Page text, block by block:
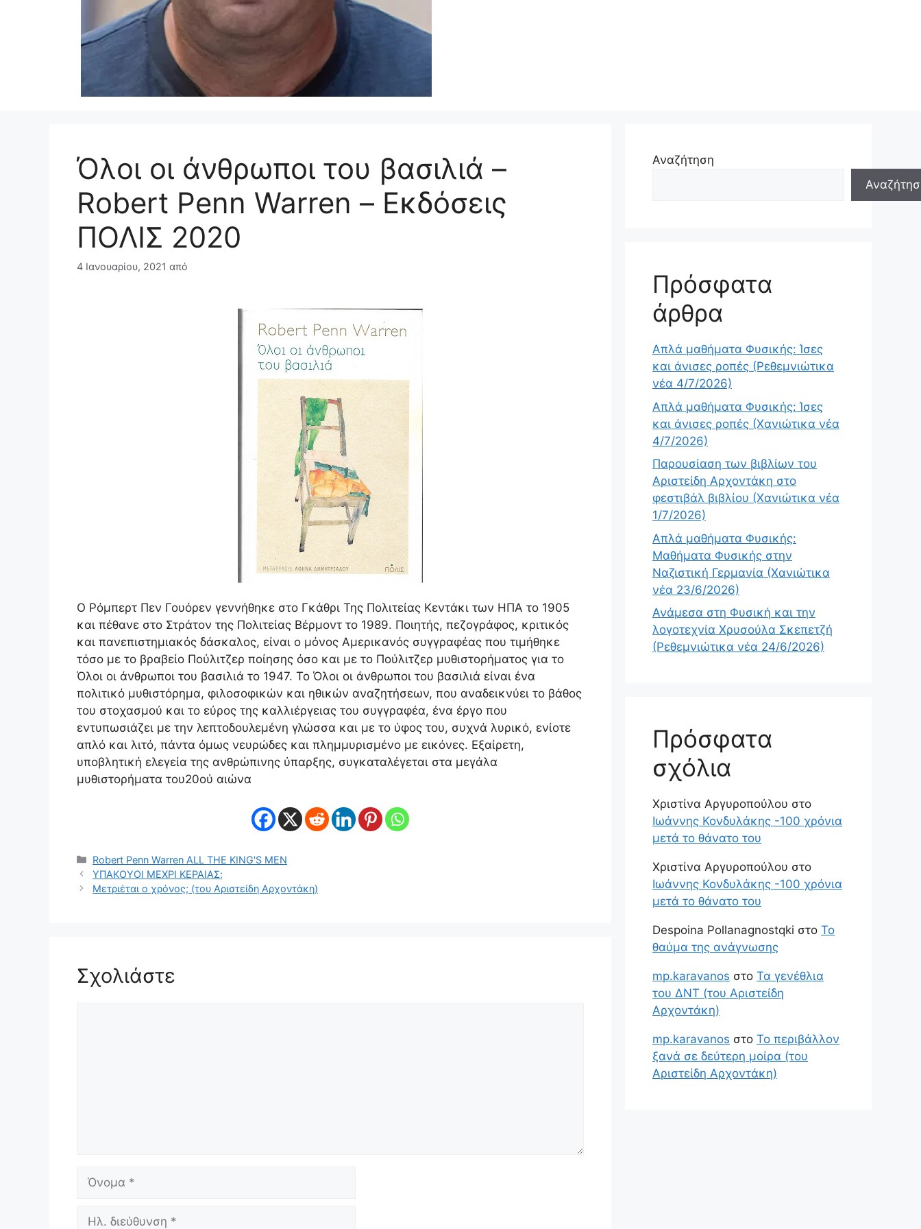
Όλοι οι άνθρωποι του βασιλιά –
Robert Penn Warren – Εκδόσεις
ΠΟΛΙΣ 2020
4 Ιανουαρίου, 2021 από
Ο Ρόμπερτ Πεν Γουόρεν γεννήθηκε στο Γκάθρι Της Πολιτείας Κεντάκι των ΗΠΑ το 1905
και πέθανε στο Στράτον της Πολιτείας Βέρμοντ το 1989. Ποιητής, πεζογράφος, κριτικός
και πανεπιστημιακός δάσκαλος, είναι ο μόνος Αμερικανός συγγραφέας που τιμήθηκε
τόσο με το βραβείο Πούλιτζερ ποίησης όσο και με το Πούλιτζερ μυθιστορήματος για το
Όλοι οι άνθρωποι του βασιλιά το 1947. Το Όλοι οι άνθρωποι του βασιλιά είναι ένα
πολιτικό μυθιστόρημα, φιλοσοφικών και ηθικών αναζητήσεων, που αναδεικνύει το βάθος
του στοχασμού και το εύρος της καλλιέργειας του συγγραφέα, ένα έργο που
εντυπωσιάζει με την λεπτοδουλεμένη γλώσσα και με το ύφος του, συχνά λυρικό, ενίοτε
απλό και λιτό, πάντα όμως νευρώδες και πλημμυρισμένο με εικόνες. Εξαίρετη,
υποβλητική ελεγεία της ανθρώπινης ύπαρξης, συγκαταλέγεται στα μεγάλα
μυθιστορήματα του20ού αιώνα
Κατηγορίες
Robert Penn Warren ALL THE KING'S MEN
ΥΠΑΚΟΥΟΙ ΜΕΧΡΙ ΚΕΡΑΙΑΣ;
Μετριέται ο χρόνος; (του Αριστείδη Αρχοντάκη)
Σχολιάστε
Αναζήτηση
Πρόσφατα
άρθρα
Απλά μαθήματα Φυσικής: Ίσες
και άνισες ροπές (Ρεθεμνιώτικα
νέα 4/7/2026)
Απλά μαθήματα Φυσικής: Ίσες
και άνισες ροπές (Χανιώτικα νέα
4/7/2026)
Παρουσίαση των βιβλίων του
Αριστείδη Αρχοντάκη στο
φεστιβάλ βιβλίου (Χανιώτικα νέα
1/7/2026)
Απλά μαθήματα Φυσικής:
Μαθήματα Φυσικής στην
Ναζιστική Γερμανία (Χανιώτικα
νέα 23/6/2026)
Ανάμεσα στη Φυσική και την
λογοτεχνία Χρυσούλα Σκεπετζή
(Ρεθεμνιώτικα νέα 24/6/2026)
Πρόσφατα
σχόλια
Χριστίνα Αργυροπούλου στο
Ιωάννης Κονδυλάκης -100 χρόνια
μετά το θάνατο του
Χριστίνα Αργυροπούλου στο
Ιωάννης Κονδυλάκης -100 χρόνια
μετά το θάνατο του
Despoina Pollanagnostqki στο Το
θαύμα της ανάγνωσης
mp.karavanos στο Τα γενέθλια
του ΔΝΤ (του Αριστείδη
Αρχοντάκη)
mp.karavanos στο Το περιβάλλον
ξανά σε δεύτερη μοίρα (του
Αριστείδη Αρχοντάκη)